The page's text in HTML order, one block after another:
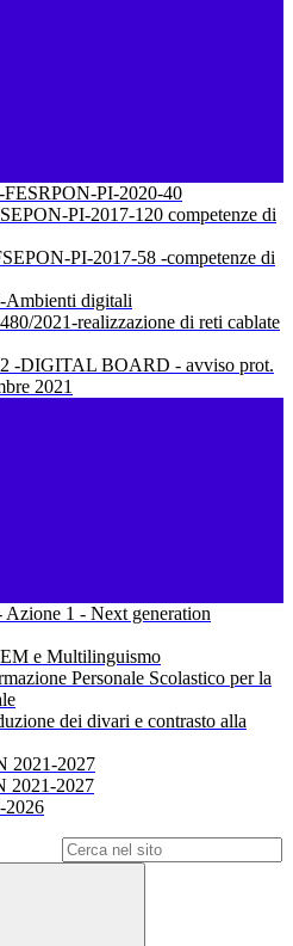
PI-2020-40
PI-2017-120 competenze di
PI-2017-58 -competenze di
Ambienti digitali
2021-realizzazione di reti cablate
-DIGITAL BOARD - avviso prot.
2021
Azione 1 - Next generation
e Multilinguismo
Personale Scolastico per la
dei divari e contrasto alla
2021-2027
2021-2027
2026